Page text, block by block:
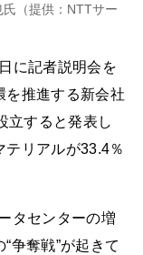
（提供：NTTサー
に記者説明会を
を推進する新会社
立すると発表し
テリアルが33.4％
タセンターの増
争奪戦”が起きて